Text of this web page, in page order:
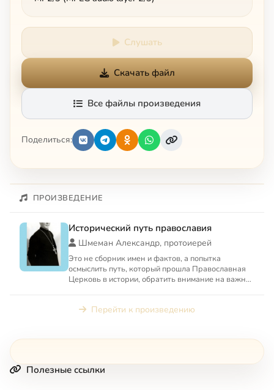
Слушать
Скачать файл
Все файлы произведения
Поделиться:
ПРОИЗВЕДЕНИЕ
Исторический путь православия
Шмеман Александр, протоиерей
Это не сборник имен и фактов, а попытка
осмыслить путь, который прошла Православная
Церковь в истории, обратить внимание на важное
Перейти к произведению
Полезные ссылки